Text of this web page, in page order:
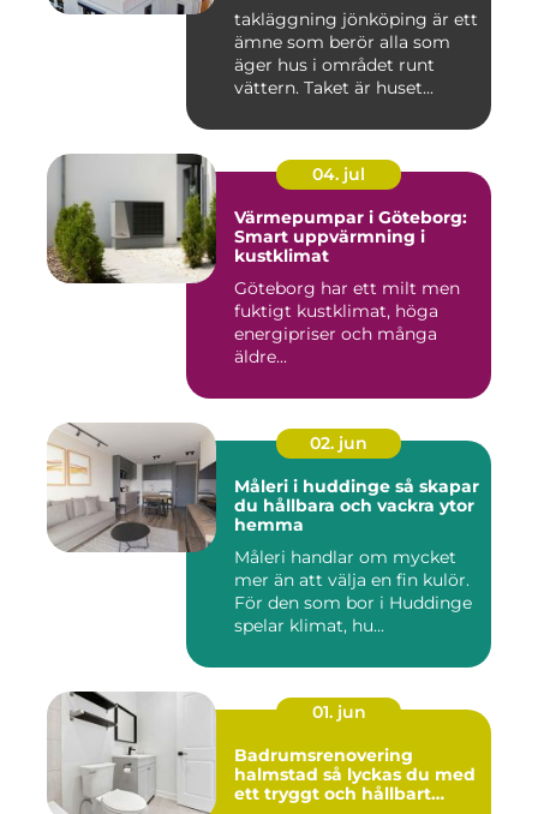
takläggning jönköping är ett
ämne som berör alla som
äger hus i området runt
vättern. Taket är huset...
04. jul
Värmepumpar i Göteborg:
Smart uppvärmning i
kustklimat
Göteborg har ett milt men
fuktigt kustklimat, höga
energipriser och många
äldre...
02. jun
Måleri i huddinge så skapar
du hållbara och vackra ytor
hemma
Måleri handlar om mycket
mer än att välja en fin kulör.
För den som bor i Huddinge
spelar klimat, hu...
01. jun
Badrumsrenovering
halmstad så lyckas du med
ett tryggt och hållbart